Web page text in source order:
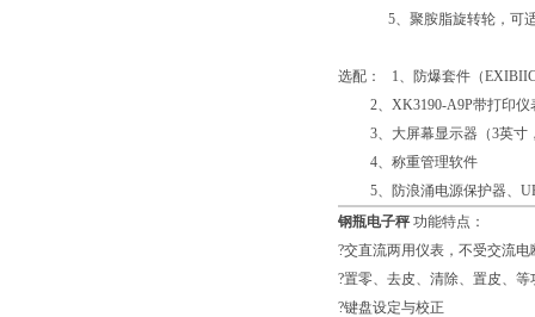
5、聚胺脂旋转轮，可适
选配： 1、防爆套件（
2、XK3190-A9P带打印仪
3、大屏幕显示器（3英寸
4、称重管理软件
5、防浪涌电源保护器、
钢瓶电子秤功能特点：
?交直流两用仪表，不受交流电
?置零、去皮、清除、置皮、等
?键盘设定与校正